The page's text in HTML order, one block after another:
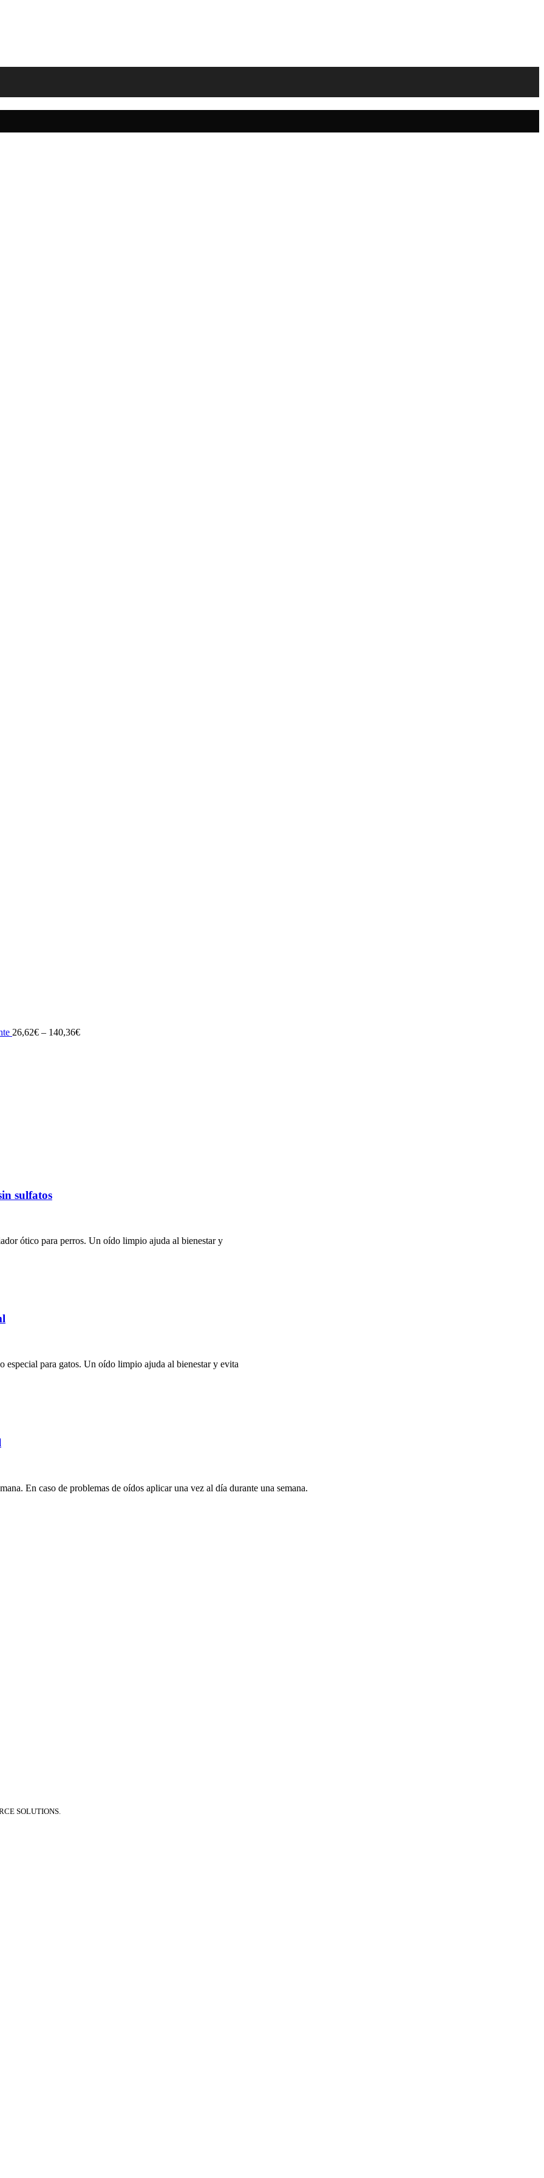
26,62€ – 140,36€
sulfatos
ótico para perros. Un oído limpio ajuda al bienestar y
para gatos. Un oído limpio ajuda al bienestar y evita
En caso de problemas de oídos aplicar una vez al día durante una semana.
SOLUTIONS.